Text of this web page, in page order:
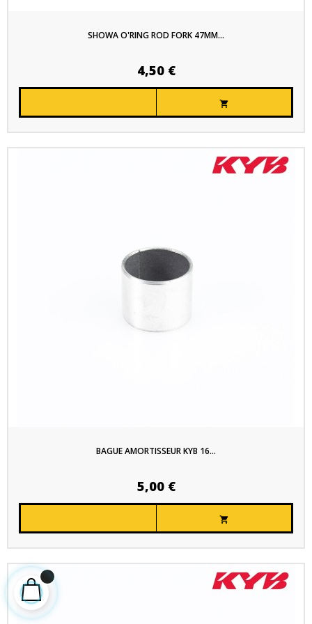
SHOWA O'RING ROD FORK 47MM...
4,50 €

BAGUE AMORTISSEUR KYB 16...
5,00 €
